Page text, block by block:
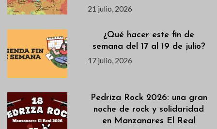
21 julio, 2026
¿Qué hacer este fin de
semana del 17 al 19 de julio?
17 julio, 2026
Pedriza Rock 2026: una gran
noche de rock y solidaridad
en Manzanares El Real